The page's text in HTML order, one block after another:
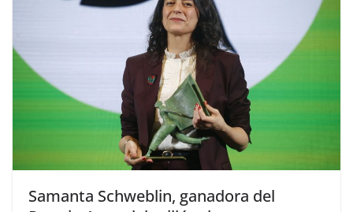
​Samanta Schweblin, ganadora del